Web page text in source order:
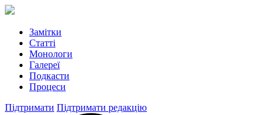
Замітки
Статті
Монологи
Галереї
Подкасти
Процеси
Підтримати Підтримати редакцію